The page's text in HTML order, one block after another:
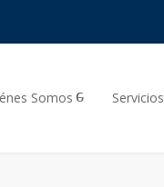
Somos Servicios